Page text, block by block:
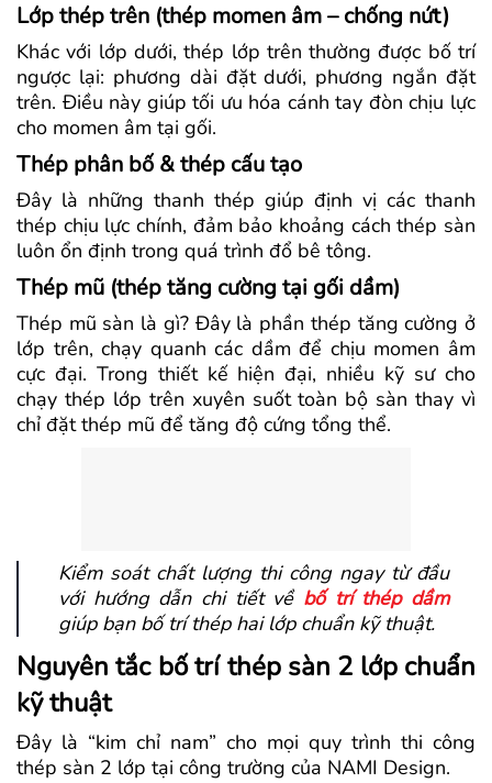
Lớp thép trên (thép momen âm – chống nứt)
Khác với lớp dưới, thép lớp trên thường được bố trí
ngược lại: phương dài đặt dưới, phương ngắn đặt
trên. Điều này giúp tối ưu hóa cánh tay đòn chịu lực
cho momen âm tại gối.
Thép phân bố & thép cấu tạo
Đây là những thanh thép giúp định vị các thanh
thép chịu lực chính, đảm bảo khoảng cách thép sàn
luôn ổn định trong quá trình đổ bê tông.
Thép mũ (thép tăng cường tại gối dầm)
Thép mũ sàn là gì? Đây là phần thép tăng cường ở
lớp trên, chạy quanh các dầm để chịu momen âm
cực đại. Trong thiết kế hiện đại, nhiều kỹ sư cho
chạy thép lớp trên xuyên suốt toàn bộ sàn thay vì
chỉ đặt thép mũ để tăng độ cứng tổng thể.
Kiểm soát chất lượng thi công ngay từ đầu
với hướng dẫn chi tiết về bố trí thép dầm
giúp bạn bố trí thép hai lớp chuẩn kỹ thuật.
Nguyên tắc bố trí thép sàn 2 lớp chuẩn
kỹ thuật
Đây là “kim chỉ nam” cho mọi quy trình thi công
thép sàn 2 lớp tại công trường của NAMI Design.